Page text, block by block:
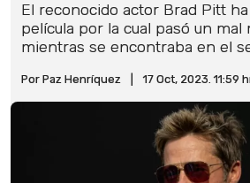
El reconocido actor Brad Pitt
película por la cual pasó un mal
mientras se encontraba en el
Por Paz Henríquez 17 Oct, 2023. 11:59